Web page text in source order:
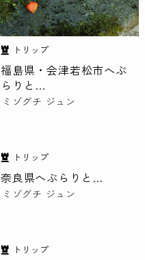
トリップ
福島県・会津若松市へぶ
らりと…
ミゾグチ ジュン
トリップ
奈良県へぶらりと…
ミゾグチ ジュン
トリップ